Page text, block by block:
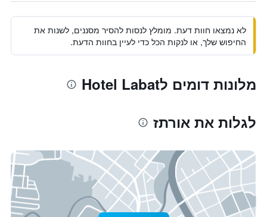
לא נמצאו חוות דעת. מומלץ לנסות להסיר מסננים, לשנות את
החיפוש שלך, או לנקות הכל כדי לעיין בחוות הדעת.
מלונות דומים לHotel Labat
לגלות את אורתז